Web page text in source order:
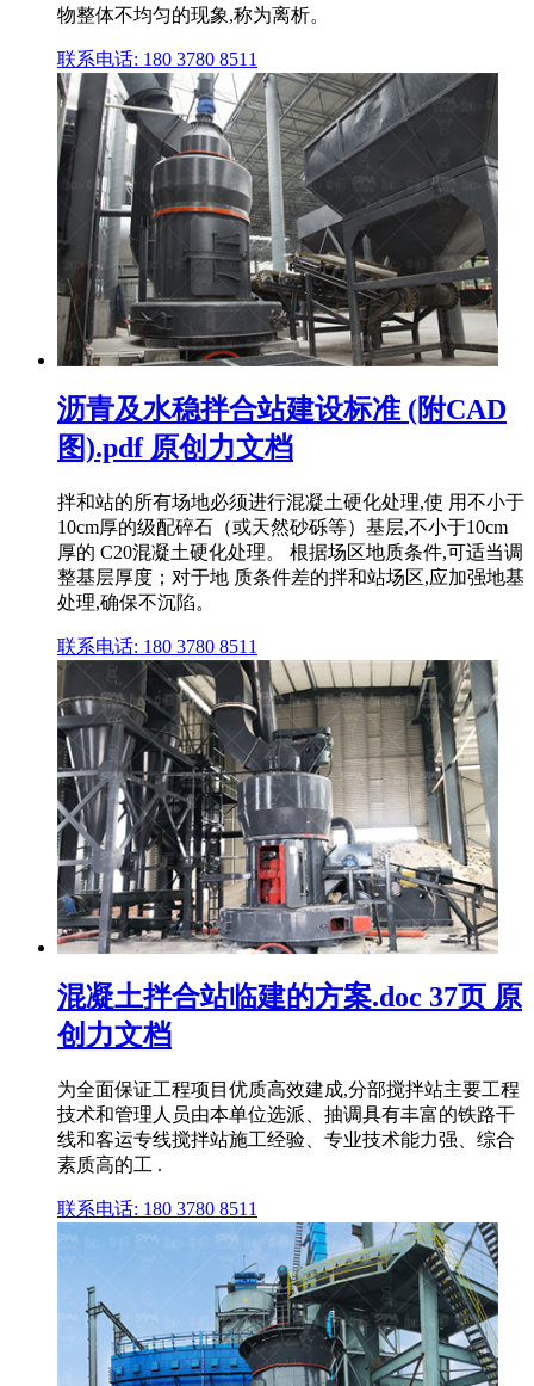
物整体不均匀的现象,称为离析。
联系电话: 180 3780 8511
沥青及水稳拌合站建设标准 (附CAD
图).pdf 原创力文档
拌和站的所有场地必须进行混凝土硬化处理,使 用不小于
10cm厚的级配碎石（或天然砂砾等）基层,不小于10cm
厚的 C20混凝土硬化处理。 根据场区地质条件,可适当调
整基层厚度；对于地 质条件差的拌和站场区,应加强地基
处理,确保不沉陷。
联系电话: 180 3780 8511
混凝土拌合站临建的方案.doc 37页 原
创力文档
为全面保证工程项目优质高效建成,分部搅拌站主要工程
技术和管理人员由本单位选派、抽调具有丰富的铁路干
线和客运专线搅拌站施工经验、专业技术能力强、综合
素质高的工 .
联系电话: 180 3780 8511